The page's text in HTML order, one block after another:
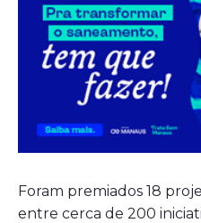
Foram premiados 18
entre cerca de 200